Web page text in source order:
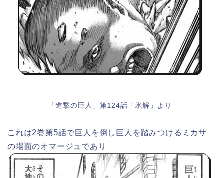
「進撃の巨人」第124話「氷解」より
これは2巻第5話で巨人を倒し巨人を踏みつけるミカサ
の場面のオマージュであり